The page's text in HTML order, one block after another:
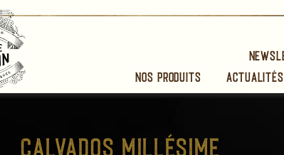
Nos Produits Actualités